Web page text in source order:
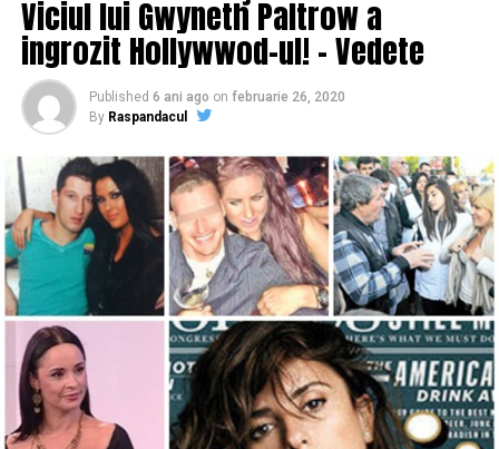
Viciul lui Gwyneth Paltrow a
ingrozit Hollywwod-ul! – Vedete
Published 6 ani ago on februarie 26, 2020
By Raspandacul